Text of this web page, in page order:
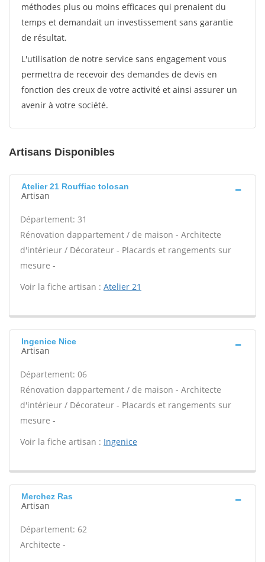
méthodes plus ou moins efficaces qui prenaient du
temps et demandait un investissement sans garantie
de résultat.
L'utilisation de notre service sans engagement vous
permettra de recevoir des demandes de devis en
fonction des creux de votre activité et ainsi assurer un
avenir à votre société.
Artisans Disponibles
Atelier 21 Rouffiac tolosan
Artisan
Département: 31
Rénovation dappartement / de maison - Architecte
d'intérieur / Décorateur - Placards et rangements sur
mesure -
Voir la fiche artisan : Atelier 21
Ingenice Nice
Artisan
Département: 06
Rénovation dappartement / de maison - Architecte
d'intérieur / Décorateur - Placards et rangements sur
mesure -
Voir la fiche artisan : Ingenice
Merchez Ras
Artisan
Département: 62
Architecte -